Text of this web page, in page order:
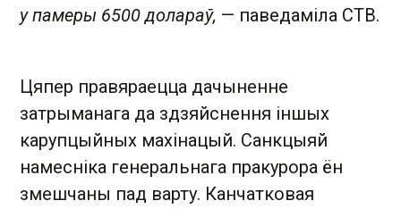
у памеры 6500 долараў, — паведаміла СТВ.
Цяпер правяраецца дачыненне
затрыманага да здзяйснення іншых
карупцыйных махінацый. Санкцыяй
намесніка генеральнага пракурора ён
змешчаны пад варту. Канчатковая